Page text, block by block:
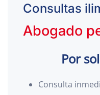
Consultas
Abogado
Por
Consulta